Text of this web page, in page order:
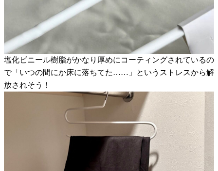
塩化ビニール樹脂がかなり厚めにコーティングされているの
で「いつの間にか床に落ちてた……」というストレスから解
放されそう！